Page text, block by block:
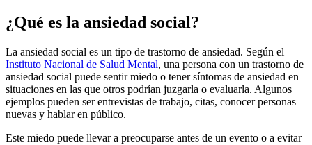
¿Qué es la ansiedad social?
La ansiedad social es un tipo de trastorno de ansiedad. Según el
Instituto Nacional de Salud Mental, una persona con un trastorno de
ansiedad social puede sentir miedo o tener síntomas de ansiedad en
situaciones en las que otros podrían juzgarla o evaluarla. Algunos
ejemplos pueden ser entrevistas de trabajo, citas, conocer personas
nuevas y hablar en público.
Este miedo puede llevar a preocuparse antes de un evento o a evitar